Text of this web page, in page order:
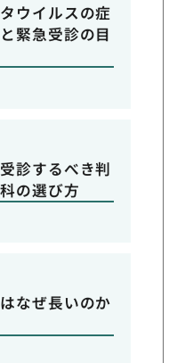
ウイルスの症
緊急受診の目
診するべき判
の選び方
なぜ長いのか